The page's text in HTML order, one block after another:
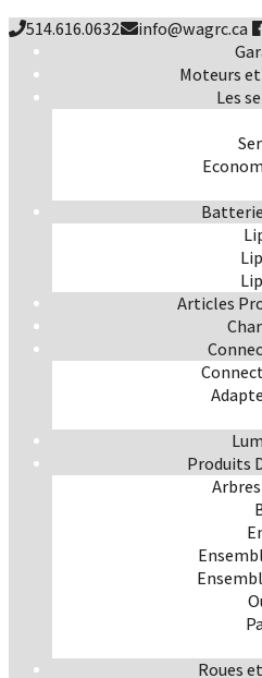
514.616.0632 info@wagrc.ca
Moteurs
Les
Articles
Produits
Roues